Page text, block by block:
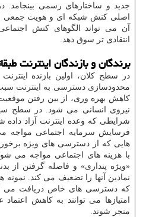
جدید و ساختارهای رسمی بینجامد.
اصلی کنش شبکه ای و هویت جمعی
آن می تواند الگوهای کنش
انتقادی تر سوق دهد.
برندگان و بازندگان اینترنت
در سطح کلان، اولین بازنده
محدودسازی دسترسی به اینترنت سبب
کاهش بهره وری، از بین رفتن
نیروی انسانی می شود. در سطح
شرایطی که وعده اینترنت آزاد
فرسایش سرمایه اجتماعی مواجه
هایی که از دسترسی های ویژه
با هزینه های اجتماعی مواجه می
«ویژه پنداری» و فاصله گرفتن از
نمادین آنها را تضعیف می کند.
که دسترسی های خاص دریافت می
امتیازها می توانند به کاهش
منجر شوند.